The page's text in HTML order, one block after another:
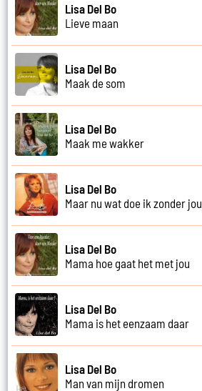
Lisa Del Bo
Lieve maan
Lisa Del Bo
Maak de som
Lisa Del Bo
Maak me wakker
Lisa Del Bo
Maar nu wat doe ik zonder jou
Lisa Del Bo
Mama hoe gaat het met jou
Lisa Del Bo
Mama is het eenzaam daar
Lisa Del Bo
Man van mijn dromen